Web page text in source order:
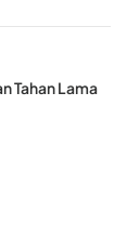
Tahan Lama